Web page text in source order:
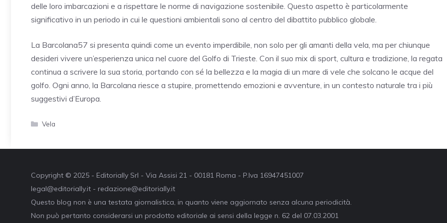
delle loro imbarcazioni e a rispettare le norme di navigazione sostenibile. Questo aspetto è particolarmente
significativo in un periodo in cui le questioni ambientali sono al centro del dibattito pubblico globale.
La Barcolana57 si presenta quindi come un evento imperdibile, non solo per gli amanti della vela, ma per chiunque
desideri vivere un’esperienza unica nel cuore del Golfo di Trieste. Con il suo mix di sport, cultura e tradizione, la regata
continua a scrivere la sua storia, portando con sé la bellezza e la magia di un mare di vele che solcano le acque del
golfo. Ogni anno, la Barcolana riesce a stupire, promettendo emozioni e avventure, in un contesto naturale tra i più
suggestivi d’Europa.
Categorie
Vela
Copyright © 2025 - Editorially Srl - Via Assisi 21 - 00181 Roma - P.Iva 16947451007
legal@editorially.it - redazione@editorially.it
Questo blog non è una testata giornalistica, in quanto viene aggiornato senza alcuna periodicità.
Non può pertanto considerarsi un prodotto editoriale ai sensi della legge n. 62 del 07.03.2001